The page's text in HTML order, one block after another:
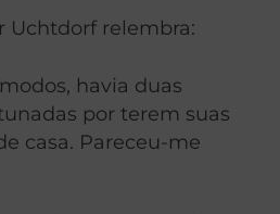
Uchtdorf relembra:
havia duas
por terem suas
casa. Pareceu-me